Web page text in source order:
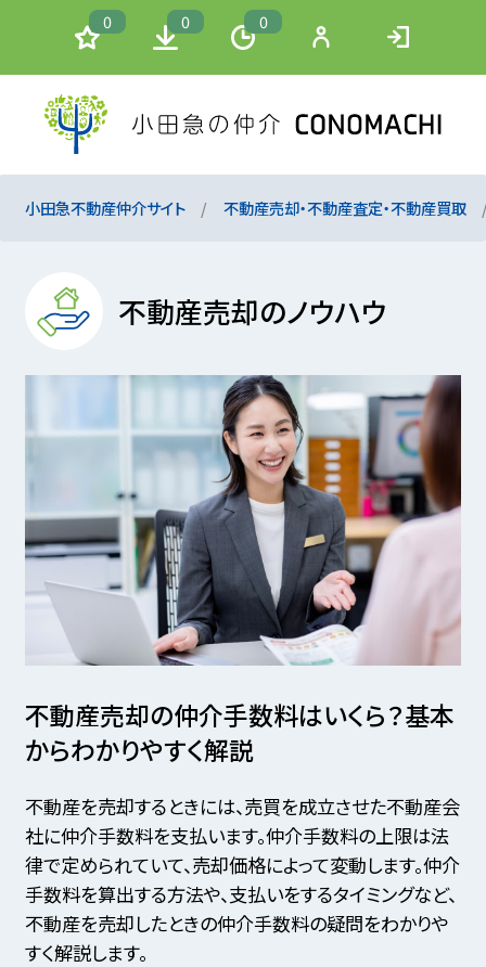
0 0 0
小田急不動産仲介サイト 不動産売却・不動産査定・不動産買取
不動産売却のノウハウ
不動産売却の仲介手数料はいくら？基本
からわかりやすく解説
不動産を売却するときには、売買を成立させた不動産会
社に仲介手数料を支払います。仲介手数料の上限は法
律で定められていて、売却価格によって変動します。仲介
手数料を算出する方法や、支払いをするタイミングなど、
不動産を売却したときの仲介手数料の疑問をわかりや
すく解説します。